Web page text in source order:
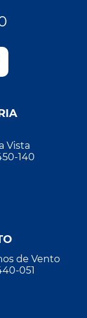
Vista
140
de Vento
051